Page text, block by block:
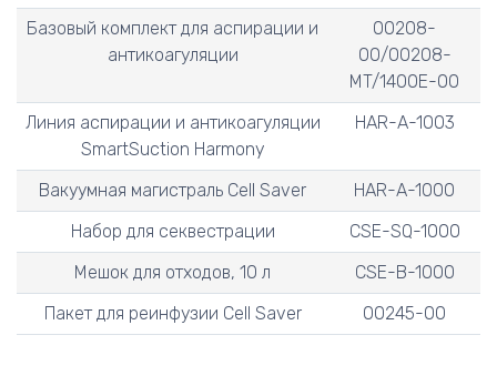
Базовый комплект для аспирации и
антикоагуляции
00208-
00/00208-
MT/1400E-00
Линия аспирации и антикоагуляции
SmartSuction Harmony
HAR-A-1003
Вакуумная магистраль Cell Saver
HAR-A-1000
Набор для секвестрации
CSE-SQ-1000
Мешок для отходов, 10 л
CSE-B-1000
Пакет для реинфузии Cell Saver
00245-00